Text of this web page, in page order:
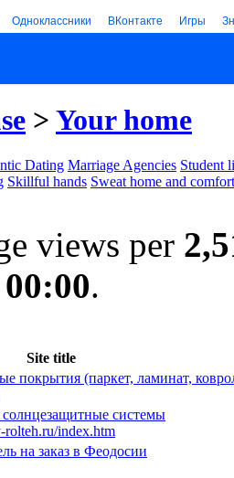
Одноклассники ВКонтакте Игры
> Your home
Dating Marriage Agencies Student
Skillful hands Sweat home and comfort
views per
.
Site title
покрытия (паркет, ламинат,
системы
index.htm
на заказ в Феодосии